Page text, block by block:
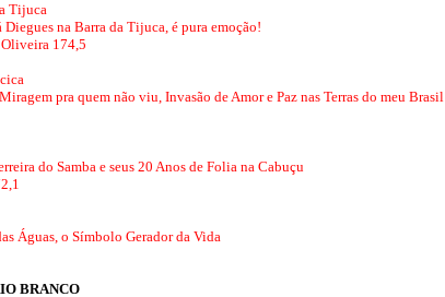
Tijuca
Diegues na Barra da Tijuca, é pura emoção!
174,5
pra quem não viu, Invasão de Amor e Paz nas Terras do meu Brasil
do Samba e seus 20 Anos de Folia na Cabuçu
Águas, o Símbolo Gerador da Vida
BRANCO